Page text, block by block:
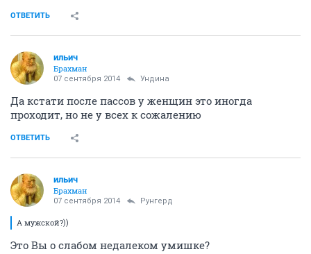
ОТВЕТИТЬ
ильич
Брахман
07 сентября 2014 Ундинa
Да кстати после пассов у женщин это иногда
проходит, но не у всех к сожалению
ОТВЕТИТЬ
ильич
Брахман
07 сентября 2014 Рунгерд
А мужской?))
Это Вы о слабом недалеком умишке?